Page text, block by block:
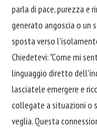
parla di pace, purezza e
generato angoscia o un
sposta verso
Chiedetevi: "Come mi
linguaggio diretto
lasciatele emergere e
collegate a situazioni o
veglia. Questa